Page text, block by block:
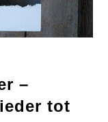
–
tot